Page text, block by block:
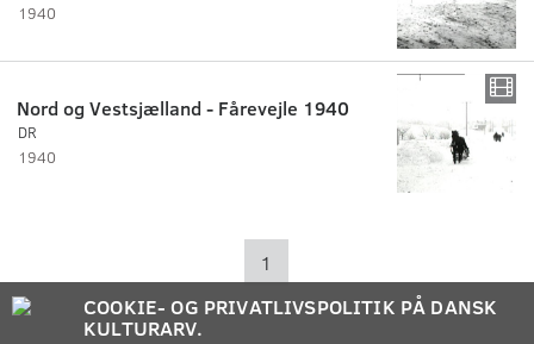
1940
Nord og Vestsjælland - Fårevejle 1940
DR
1940
1
COOKIE- OG PRIVATLIVSPOLITIK PÅ DANSK
KULTURARV.